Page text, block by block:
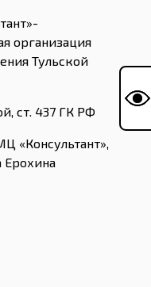
организация
Тульской
ст. 437 ГК РФ
«Консультант»,
Ерохина